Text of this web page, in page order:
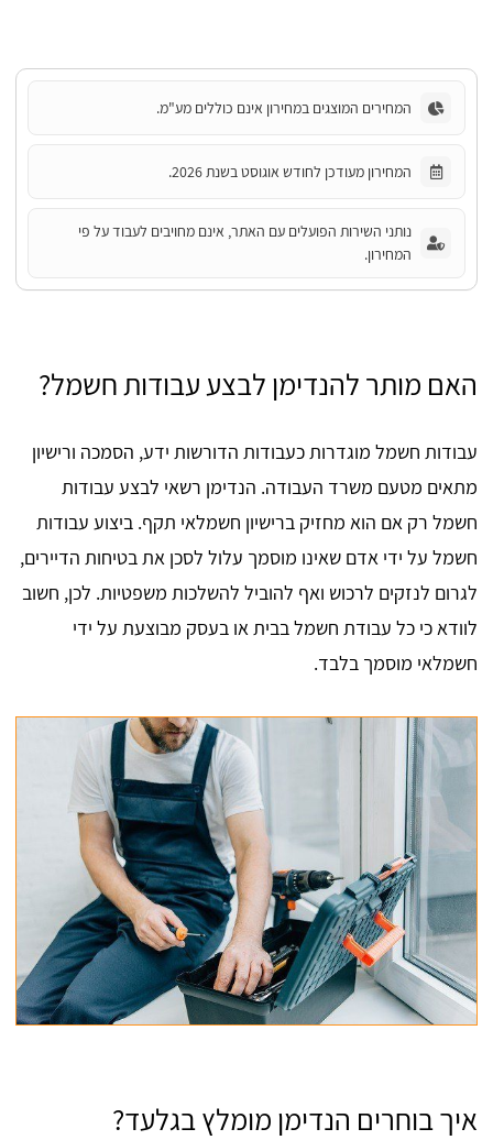
המחירים המוצגים במחירון אינם כוללים מע"מ.
המחירון מעודכן לחודש אוגוסט בשנת 2026.
נותני השירות הפועלים עם האתר, אינם מחויבים לעבוד על פי
המחירון.
האם מותר להנדימן לבצע עבודות חשמל?
עבודות חשמל מוגדרות כעבודות הדורשות ידע, הסמכה ורישיון
מתאים מטעם משרד העבודה. הנדימן רשאי לבצע עבודות
חשמל רק אם הוא מחזיק ברישיון חשמלאי תקף. ביצוע עבודות
חשמל על ידי אדם שאינו מוסמך עלול לסכן את בטיחות הדיירים,
לגרום לנזקים לרכוש ואף להוביל להשלכות משפטיות. לכן, חשוב
לוודא כי כל עבודת חשמל בבית או בעסק מבוצעת על ידי
חשמלאי מוסמך בלבד.
איך בוחרים הנדימן מומלץ בגלעד?